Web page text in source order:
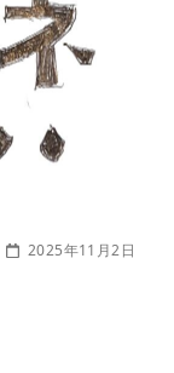
2025年11月2日